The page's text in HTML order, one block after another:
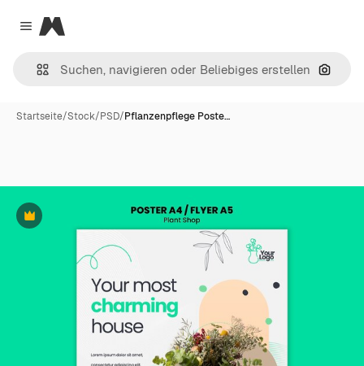
Close menu
Magnific
Nach
Startseite/Stock/PSD/Pflanzenpflege Poste…
Premium